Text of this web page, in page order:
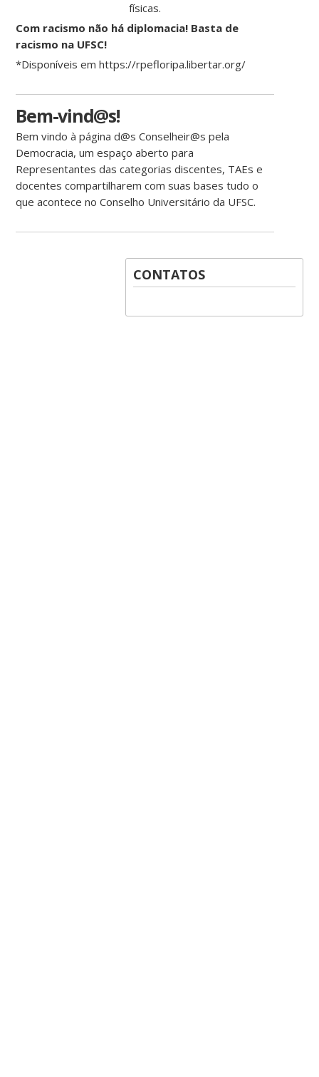
físicas.
Com racismo não há diplomacia! Basta de
racismo na UFSC!
*Disponíveis em https://rpefloripa.libertar.org/
Bem-vind@s!
Bem vindo à página d@s Conselheir@s pela
Democracia, um espaço aberto para
Representantes das categorias discentes, TAEs e
docentes compartilharem com suas bases tudo o
que acontece no Conselho Universitário da UFSC.
CONTATOS